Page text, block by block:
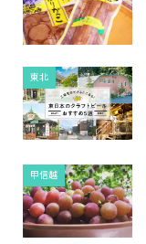
東北
甲信越